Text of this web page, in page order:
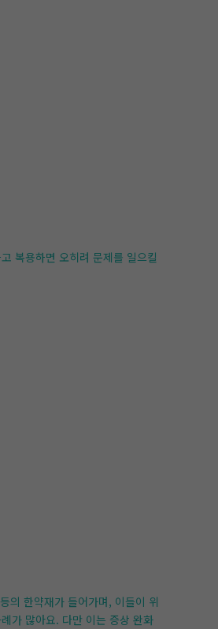
복용하면 오히려 문제를 일으킬
의 한약재가 들어가며, 이들이 위
가 많아요. 다만 이는 증상 완화